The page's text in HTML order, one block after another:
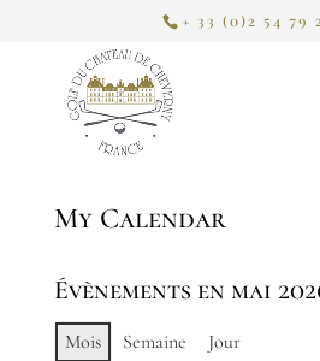
+ 33 (0)2 54 79
My Calendar
Évènements en mai
Mois Semaine Jour